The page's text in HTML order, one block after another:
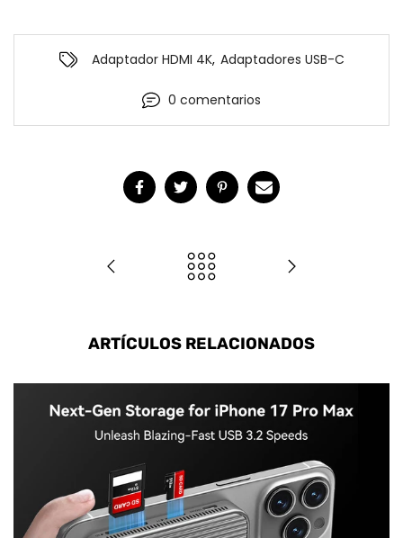
Adaptador HDMI 4K, Adaptadores USB-C
0 comentarios
ARTÍCULOS RELACIONADOS